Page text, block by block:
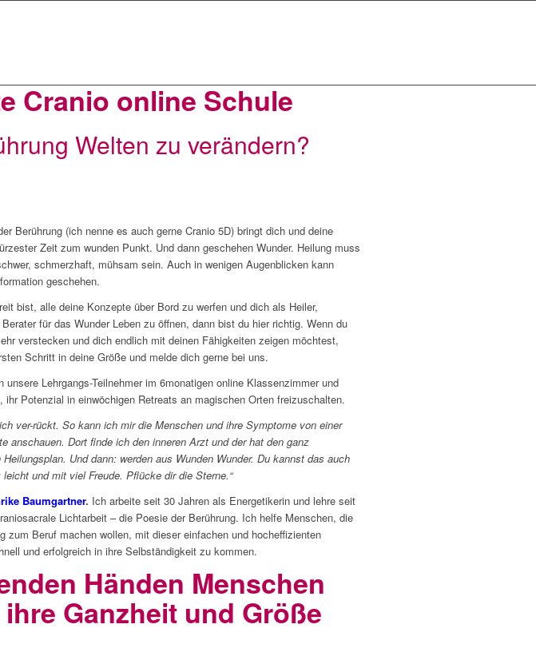
Cranio online Schule
Welten zu verändern?
Berührung (ich nenne es auch gerne Cranio 5D) bringt dich und deine
Zeit zum wunden Punkt. Und dann geschehen Wunder. Heilung muss
schmerzhaft, mühsam sein. Auch in wenigen Augenblicken kann
geschehen.
bist, alle deine Konzepte über Bord zu werfen und dich als Heiler,
für das Wunder Leben zu öffnen, dann bist du hier richtig. Wenn du
verstecken und dich endlich mit deinen Fähigkeiten zeigen möchtest,
Schritt in deine Größe und melde dich gerne bei uns.
unsere Lehrgangs-Teilnehmer im 6monatigen online Klassenzimmer und
ihr Potenzial in einwöchigen Retreats an magischen Orten freizuschalten.
ver-rückt. So kann ich mir die Menschen und ihre Symptome von einer
anschauen. Dort finde ich den inneren Arzt und der hat den ganz
Und dann: werden aus Wunden Wunder. Du kannst das auch
leicht und mit viel Freude. Pflücke dir die Sterne.“
Baumgartner. Ich arbeite seit 30 Jahren als Energetikerin und lehre seit
Lichtarbeit – die Poesie der Berührung. Ich helfe Menschen, die
zum Beruf machen wollen, mit dieser einfachen und hocheffizienten
und erfolgreich in ihre Selbständigkeit zu kommen.
Händen Menschen
Ganzheit und Größe